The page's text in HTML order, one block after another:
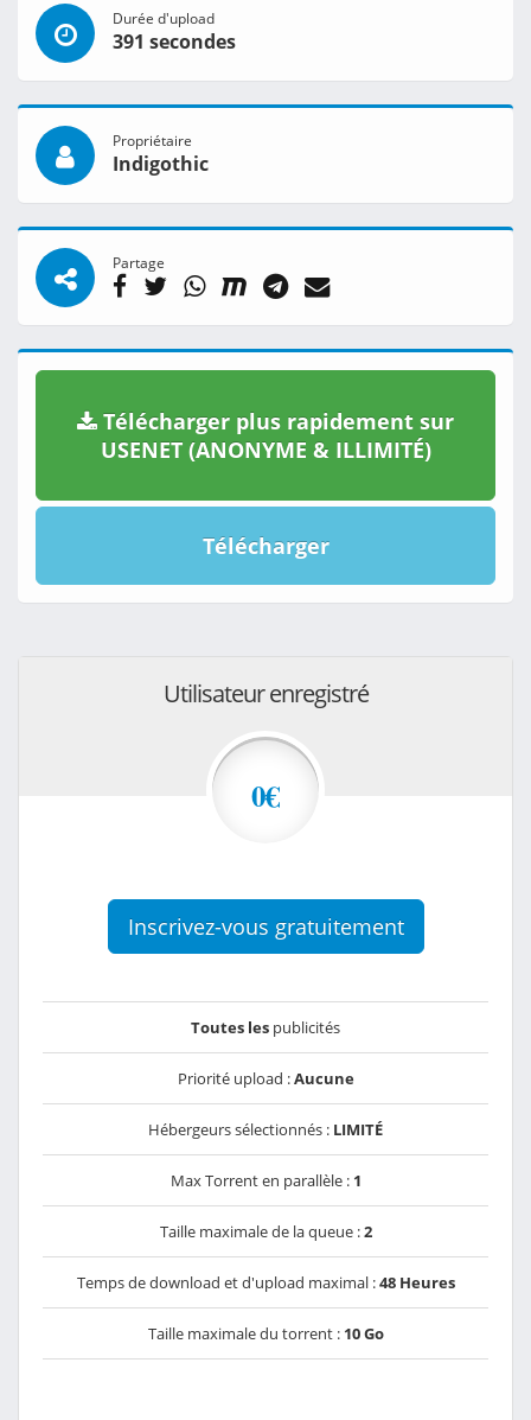
Durée d'upload
391 secondes
Propriétaire
Indigothic
Partage
Télécharger plus rapidement sur
USENET (ANONYME & ILLIMITÉ)
Télécharger
Utilisateur enregistré
0€
Inscrivez-vous gratuitement
Toutes les publicités
Priorité upload :Aucune
Hébergeurs sélectionnés : LIMITÉ
Max Torrent en parallèle : 1
Taille maximale de la queue :2
Temps de download et d'upload maximal :48 Heures
Taille maximale du torrent : 10 Go